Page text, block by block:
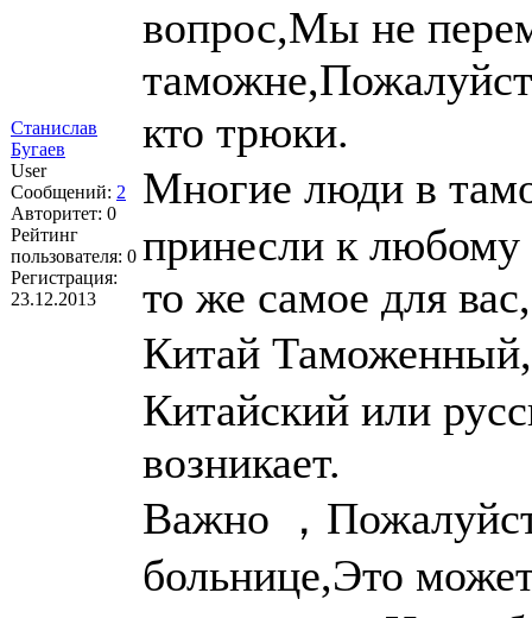
Станислав
Бугаев
User
Сообщений: 2
Авторитет: 0
Рейтинг
пользователя: 0
Регистрация:
23.12.2013
вопрос,Мы не
кто трюки.
Многие люди в
принесли к любому
то же самое для
Китай
Китайский или
возникает.
Важно ，
больнице,Это